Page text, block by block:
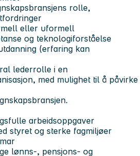
rolle,
eller uformell
og teknologiforståelse
(erfaring kan
lederrolle i en
med mulighet til å påvirke
arbeidsoppgaver
styret og sterke fagmiljøer
lønns-, pensjons- og